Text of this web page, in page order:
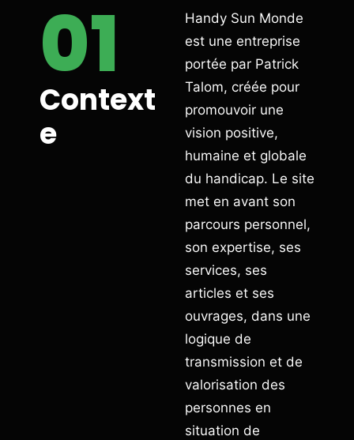
01
Context
e
Handy Sun Monde
est une entreprise
portée par Patrick
Talom, créée pour
promouvoir une
vision positive,
humaine et globale
du handicap. Le site
met en avant son
parcours personnel,
son expertise, ses
services, ses
articles et ses
ouvrages, dans une
logique de
transmission et de
valorisation des
personnes en
situation de